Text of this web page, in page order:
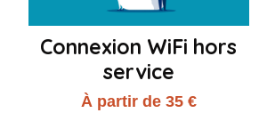
Connexion WiFi hors
service
À partir de 35 €